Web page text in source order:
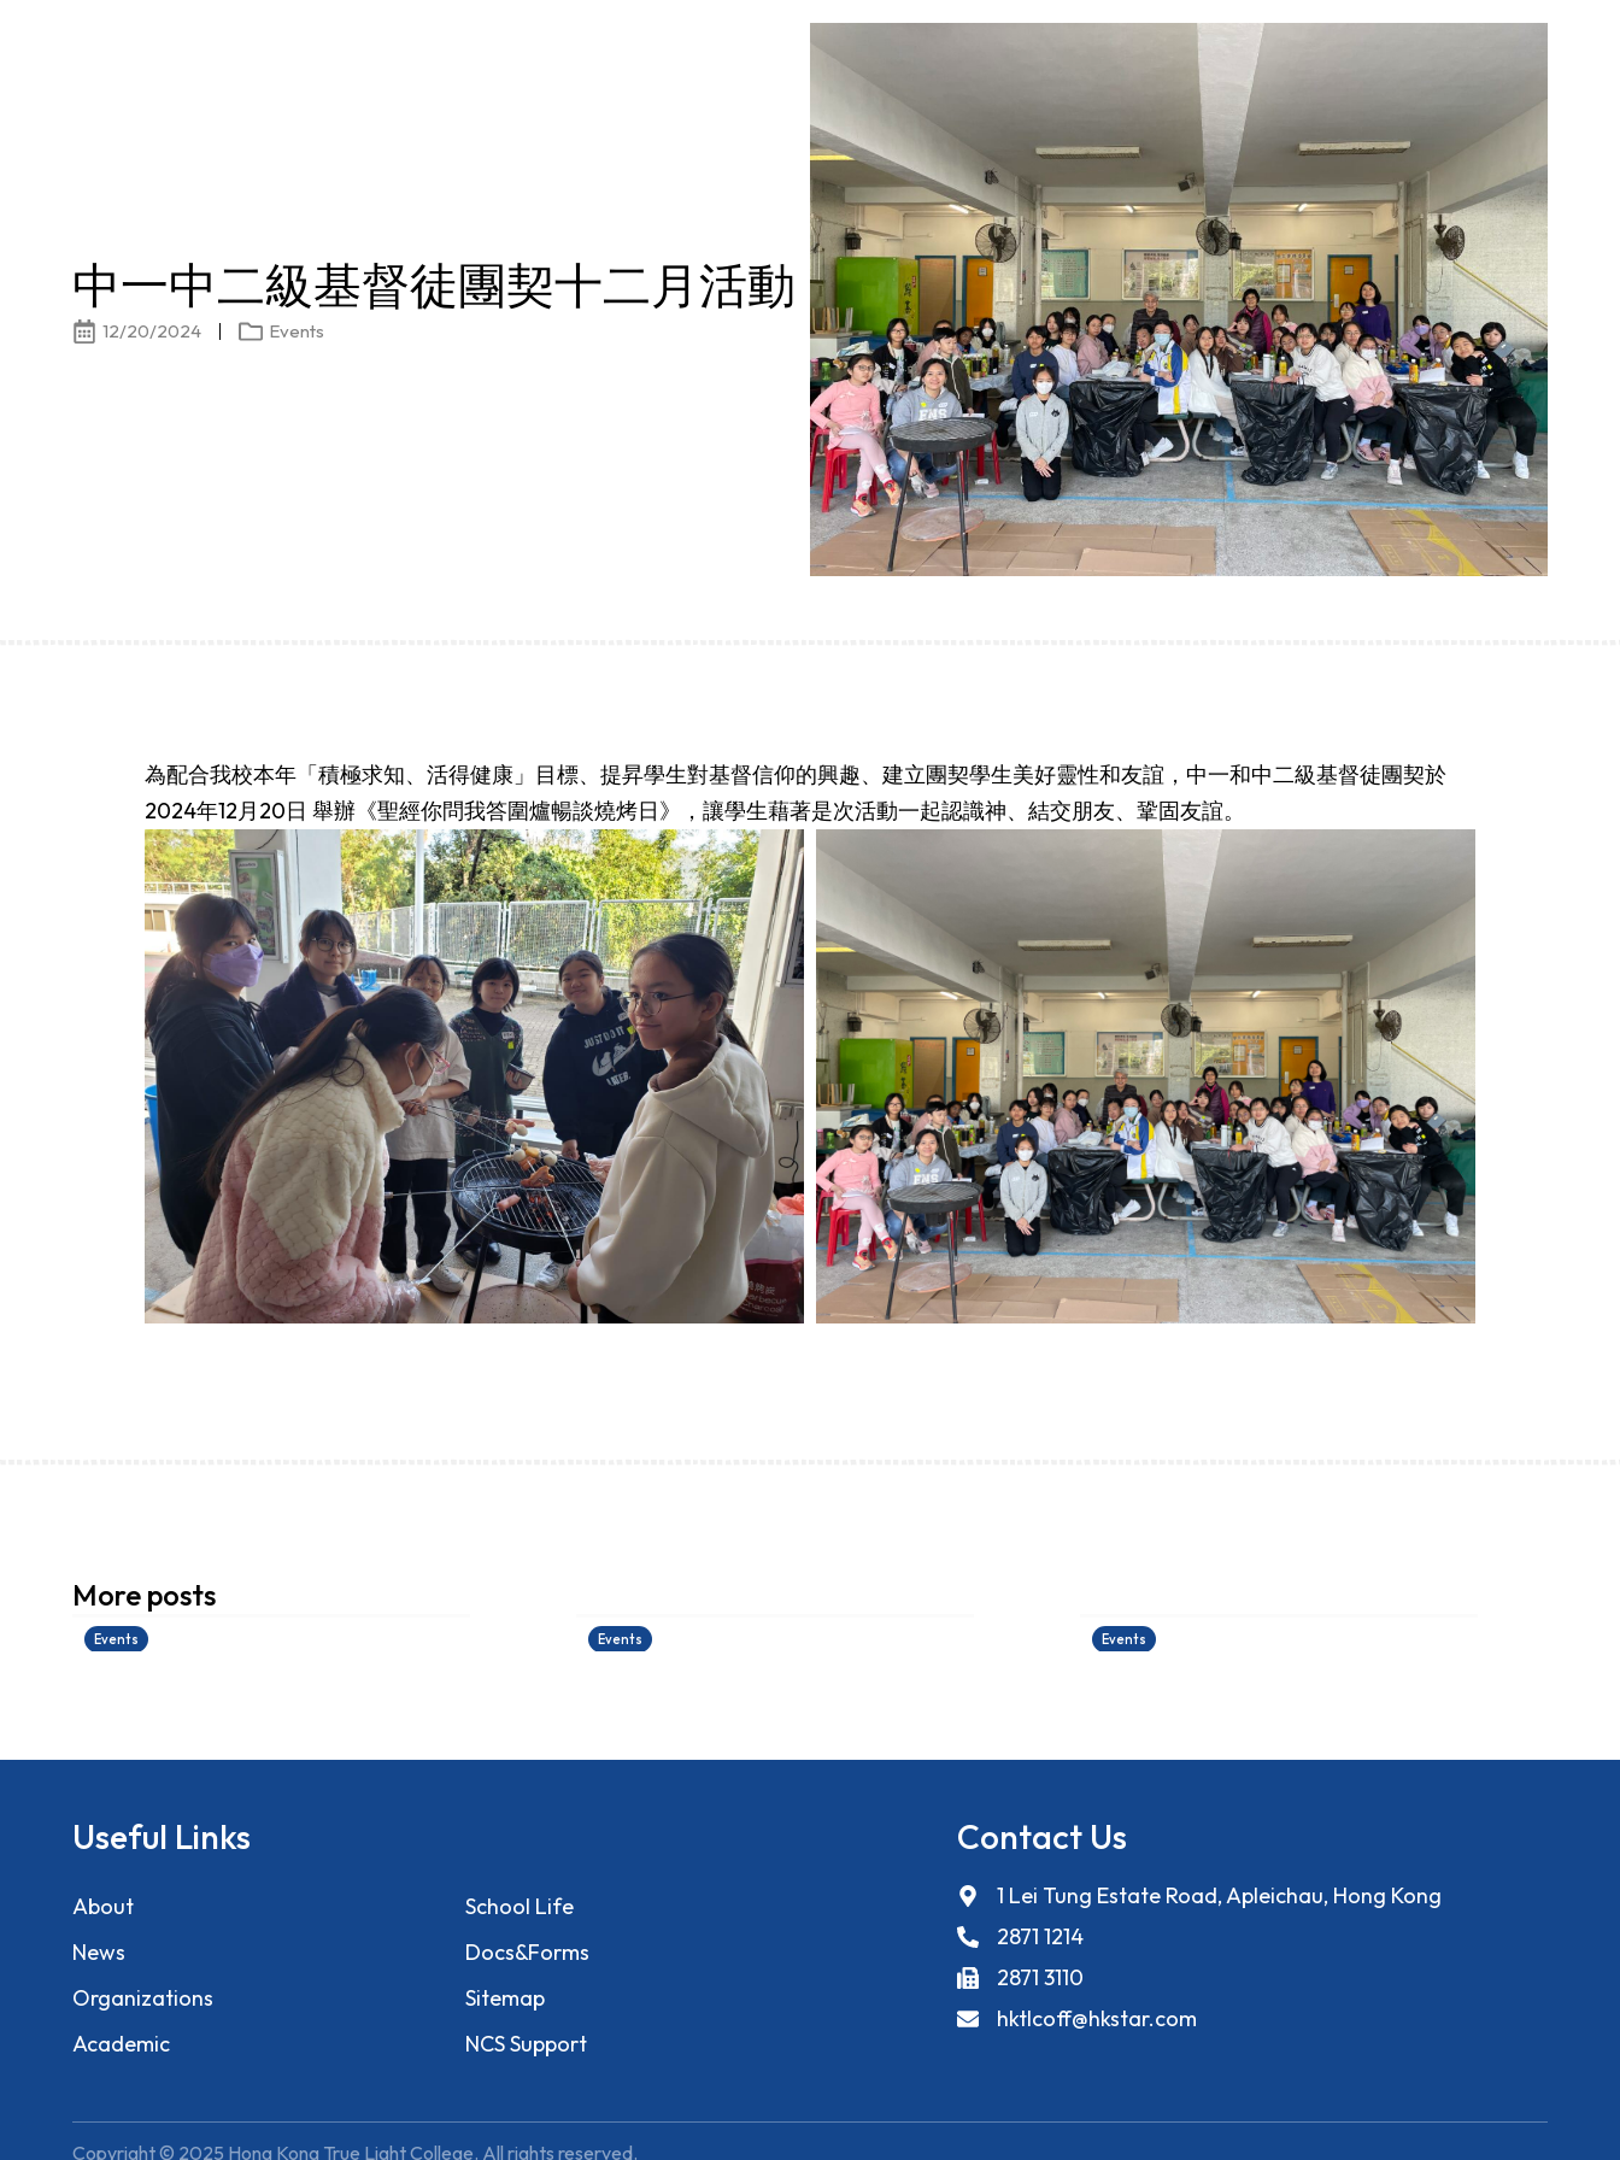
中一中二級基督徒團契十二月活動
12/20/2024 Events
為配合我校本年「積極求知、活得健康」目標、提昇學生對基督信仰的興趣、建立團契學生美好靈性和友誼，中一和中二級基督徒團契於
2024年12月20日 舉辦《聖經你問我答圍爐暢談燒烤日》，讓學生藉著是次活動一起認識神、結交朋友、鞏固友誼。
More posts
Events
28/06/2026
Events Events
Useful Links
About
News
Organizations
Academic
School Life
Docs&Forms
Sitemap
NCS Support
Contact Us
1 Lei Tung Estate Road, Apleichau, Hong Kong
2871 1214
2871 3110
hktlcoff@hkstar.com
Copyright © 2025 Hong Kong True Light College. All rights reserved.